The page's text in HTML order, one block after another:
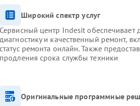
Широкий спектр услуг
Сервисный центр Indesit обеспечивает
диагностику и качественный ремонт,
статус ремонта онлайн. Также
продления срока службы техники
Оригинальные программные